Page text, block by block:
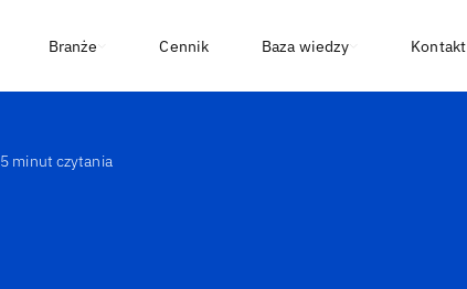
Branże Cennik Baza wiedzy Kontakt
5 minut czytania